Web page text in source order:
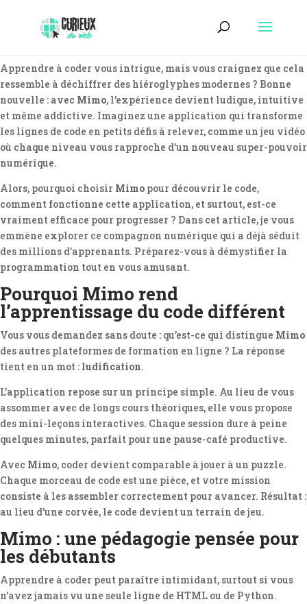
Apprendre à coder vous intrigue, mais vous craignez que cela
ressemble à déchiffrer des hiéroglyphes modernes ? Bonne
nouvelle : avec Mimo, l’expérience devient ludique, intuitive
et même addictive. Imaginez une application qui transforme
les lignes de code en petits défis à relever, comme un jeu vidéo
où chaque niveau vous rapproche d’un nouveau super-pouvoir
numérique.
Alors, pourquoi choisir Mimo pour découvrir le code,
comment fonctionne cette application, et surtout, est-ce
vraiment efficace pour progresser ? Dans cet article, je vous
emmène explorer ce compagnon numérique qui a déjà séduit
des millions d’apprenants. Préparez-vous à démystifier la
programmation tout en vous amusant.
Pourquoi Mimo rend
l’apprentissage du code différent
Vous vous demandez sans doute : qu’est-ce qui distingue Mimo
des autres plateformes de formation en ligne ? La réponse
tient en un mot : ludification.
L’application repose sur un principe simple. Au lieu de vous
assommer avec de longs cours théoriques, elle vous propose
des mini-leçons interactives. Chaque session dure à peine
quelques minutes, parfait pour une pause-café productive.
Avec Mimo, coder devient comparable à jouer à un puzzle.
Chaque morceau de code est une pièce, et votre mission
consiste à les assembler correctement pour avancer. Résultat :
au lieu d’une corvée, le code devient un terrain de jeu.
Mimo : une pédagogie pensée pour
les débutants
Apprendre à coder peut paraître intimidant, surtout si vous
n’avez jamais vu une seule ligne de HTML ou de Python.